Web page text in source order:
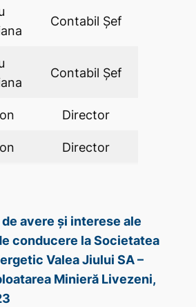
Contabil Șef
Contabil Șef
Director
Director
avere și interese ale
conducere la Societatea
Valea Jiului SA –
Minieră Livezeni,